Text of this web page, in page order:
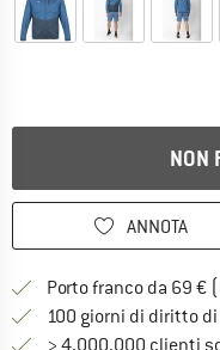
NON
ANNOTA
Porto franco da 69 €
100 giorni di diritto